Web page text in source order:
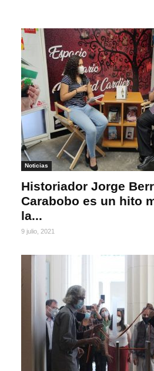
Noticias
Historiador Jorge
Carabobo es un hito
la...
9 julio, 2021